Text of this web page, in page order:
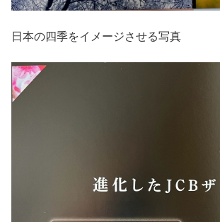
日本の四季をイメージさせる写真